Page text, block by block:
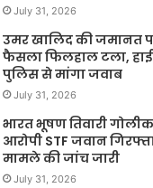
July 31, 2026
उमर खालिद की जमानत
फैसला फिलहाल टला, हाई
पुलिस से मांगा जवाब
July 31, 2026
भारत भूषण तिवारी
आरोपी STF जवान
मामले की जांच जारी
July 31, 2026